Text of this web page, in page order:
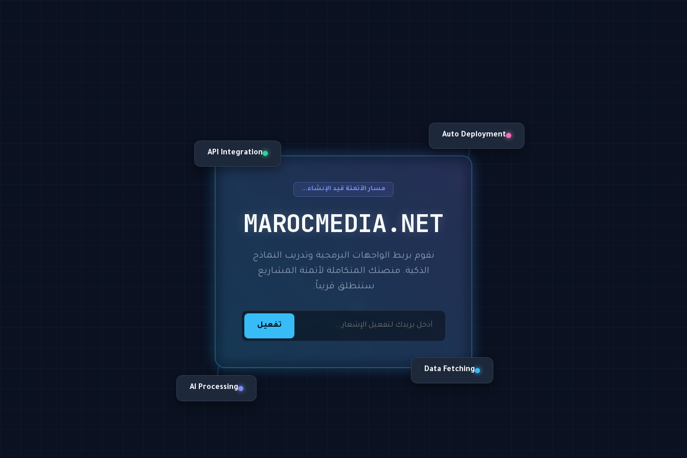
مسار الأتمتة قيد الإنشاء...
MAROCMEDIA.NET
نقوم بربط الواجهات البرمجية وتدريب النماذج
الذكية. منصتك المتكاملة لأتمتة المشاريع
ستنطلق قريباً.
تفعيل
Data Fetching
AI Processing
API Integration
Auto Deployment